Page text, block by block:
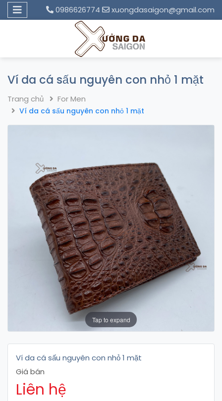
0986626774 xuongdasaigon@gmail.com
Ví da cá sấu nguyên con nhỏ 1 mặt
Trang chủ For Men
Ví da cá sấu nguyên con nhỏ 1 mặt
Tap to expand
Ví da cá sấu nguyên con nhỏ 1 mặt
Giá bán
Liên hệ